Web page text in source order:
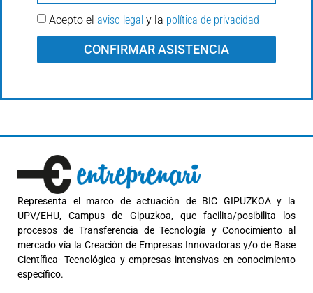
Acepto el aviso legal y la política de privacidad
CONFIRMAR ASISTENCIA
Representa el marco de actuación de BIC GIPUZKOA y la
UPV/EHU, Campus de Gipuzkoa, que facilita/posibilita los
procesos de Transferencia de Tecnología y Conocimiento al
mercado vía la Creación de Empresas Innovadoras y/o de Base
Científica- Tecnológica y empresas intensivas en conocimiento
específico.